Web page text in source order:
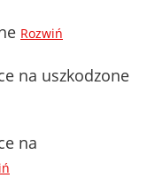
Rozwiń
na uszkodzone
na